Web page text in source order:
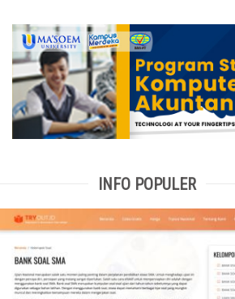
INFO POPULER